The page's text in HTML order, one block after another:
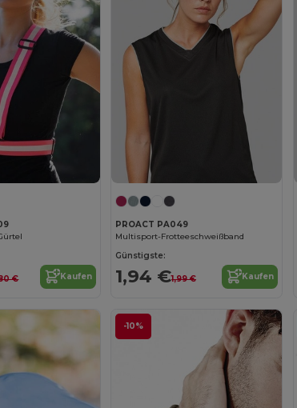
€ Kaufen
PROACT PA049
Multisport-Frotteeschweißband
Günstigste:
1,94 €1,99 € Kaufen
-10%